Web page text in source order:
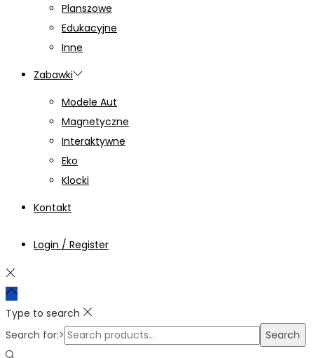
Planszowe
Edukacyjne
Inne
Zabawki
Modele Aut
Magnetyczne
Interaktywne
Eko
Klocki
Kontakt
Login / Register
Type to search
Search for:>
Search